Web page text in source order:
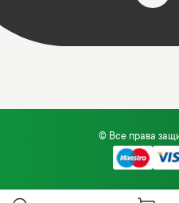
© Все права